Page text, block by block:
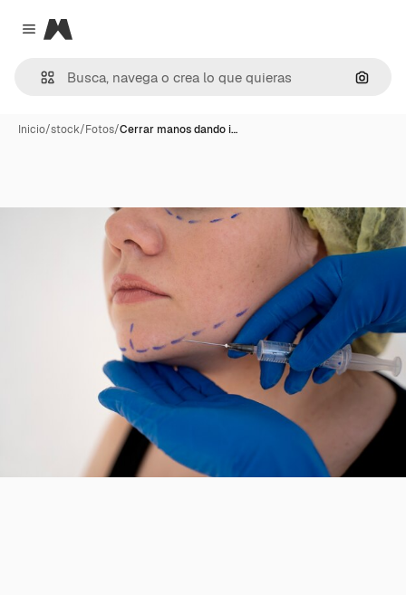
Close menu
Magnific
Inicio/stock/Fotos/Cerrar manos dando i…